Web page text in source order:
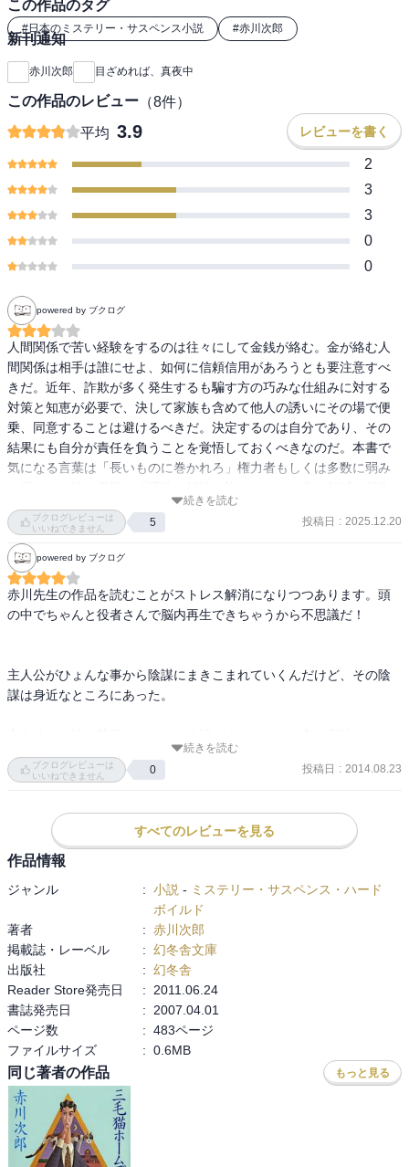
この作品のタグ
#日本のミステリー・サスペンス小説 #赤川次郎
新刊通知
赤川次郎 目ざめれば、真夜中
この作品のレビュー （8件）
平均 3.9 レビューを書く
2
3
3
0
0
powered by ブクログ
人間関係で苦い経験をするのは往々にして金銭が絡む。金が絡む人
間関係は相手は誰にせよ、如何に信頼信用があろうとも要注意すべ
きだ。近年、詐欺が多く発生するも騙す方の巧みな仕組みに対する
対策と知恵が必要で、決して家族も含めて他人の誘いにその場で便
乗、同意することは避けるべきだ。決定するのは自分であり、その
結果にも自分が責任を負うことを覚悟しておくべきなのだ。本書で
気になる言葉は「長いものに巻かれろ」権力者もしくは多数に弱み
なり結果は最後に良い成果を見出せない。
続きを読む
ブクログレビューは
いいねできません
5 投稿日 : 2025.12.20
powered by ブクログ
赤川先生の作品を読むことがストレス解消になりつつあります。頭
の中でちゃんと役者さんで脳内再生できちゃうから不思議だ！
主人公がひょんな事から陰謀にまきこまれていくんだけど、その陰
謀は身近なところにあった。
になっていく感じが楽しかったし好感がもてた。芯の強い白木さ
ん、策士な初枝さん、どうしょもないけどほっとけない課長。笑
続きを読む
ブクログレビューは
いいねできません
0 投稿日 : 2014.08.23
すべてのレビューを見る
作品情報
ジャンル : 小説 - ミステリー・サスペンス・ハード
ボイルド
著者
: 赤川次郎
掲載誌・レーベル
: 幻冬舎文庫
出版社
: 幻冬舎
Reader Store発売日
:
2011.06.24
書誌発売日
:
2007.04.01
ページ数
: 483ページ
ファイルサイズ
: 0.6MB
同じ著者の作品 もっと見る